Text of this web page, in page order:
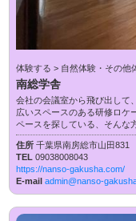
体験する > 自然体験・その他
南総学舎
会社の会議室から飛び出して
広いスペースのある研修ロケ
ペースを探している、そんな
住所千葉県南房総市山田831
TEL09038008043
https://nanso-gakusha.com/
E-mailadmin@nanso-